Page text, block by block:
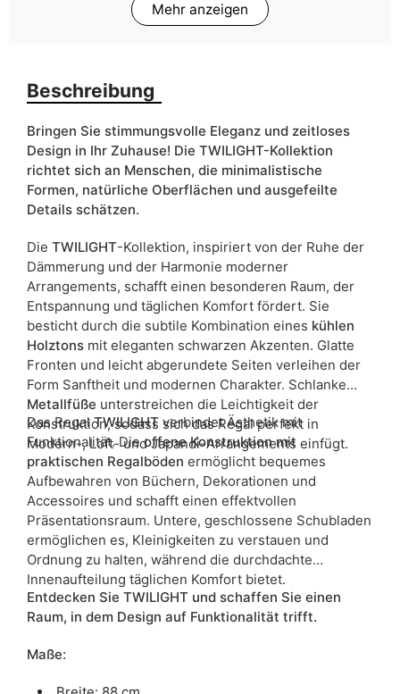
Matt
Breite 88cm
ean13 5906213913968
Aufgrund des Produktionsprozesses und der
Materialeigenschaften sind Maßabweichungen von +/- 2–3 cm
möglich.
Mehr anzeigen
Beschreibung
Bringen Sie stimmungsvolle Eleganz und zeitloses
Design in Ihr Zuhause! Die TWILIGHT-Kollektion
richtet sich an Menschen, die minimalistische
Formen, natürliche Oberflächen und ausgefeilte
Details schätzen.
Die TWILIGHT-Kollektion, inspiriert von der Ruhe der
Dämmerung und der Harmonie moderner
Arrangements, schafft einen besonderen Raum, der
Entspannung und täglichen Komfort fördert. Sie
besticht durch die subtile Kombination eines kühlen
Holztons mit eleganten schwarzen Akzenten. Glatte
Fronten und leicht abgerundete Seiten verleihen der
Form Sanftheit und modernen Charakter. Schlanke
Metallfüße unterstreichen die Leichtigkeit der
Konstruktion, sodass sich das Regal perfekt in
Modern-, Loft- und Japandi-Arrangements einfügt.
Das RegalTWILIGHT verbindet Ästhetik mit
Funktionalität. Dieoffene Konstruktion mit
praktischen Regalböden ermöglicht bequemes
Aufbewahren von Büchern, Dekorationen und
Accessoires und schafft einen effektvollen
Präsentationsraum. Untere, geschlossene Schubladen
ermöglichen es, Kleinigkeiten zu verstauen und
Ordnung zu halten, während die durchdachte
Innenaufteilung täglichen Komfort bietet.
Entdecken Sie TWILIGHT und schaffen Sie einen
Raum, in dem Design auf Funktionalität trifft.
Maße: